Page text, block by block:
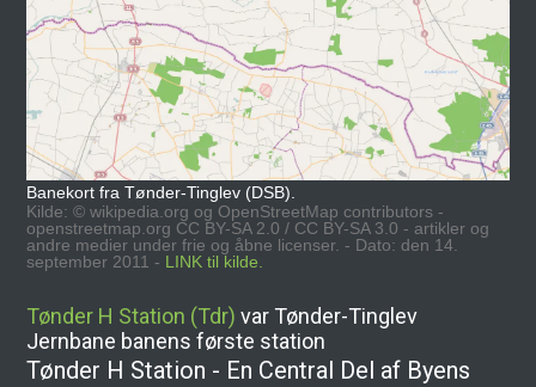
Banekort fra Tønder-Tinglev (DSB).
Kilde: © wikipedia.org og OpenStreetMap contributors -
openstreetmap.org CC BY-SA 2.0 / CC BY-SA 3.0 - artikler og
andre medier under frie og åbne licenser. - Dato: den 14.
september 2011 - LINK til kilde.
Tønder H Station (Tdr) var Tønder-Tinglev
Jernbane banens første station
Tønder H Station - En Central Del af Byens